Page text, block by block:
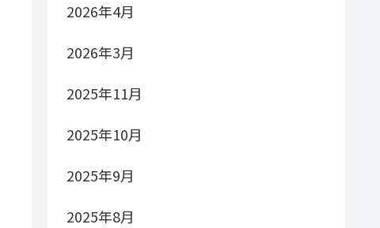
2026年4月
2026年3月
2025年11月
2025年10月
2025年9月
2025年8月